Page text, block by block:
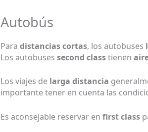
Autobús
Para distancias cortas, los autobuses
Los autobuses second classtienen
Los viajes de larga distancia
importante tener en cuenta las
Es aconsejable reservar en first class